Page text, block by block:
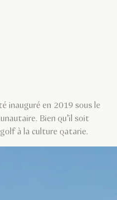
inauguré en 2019 sous le
Bien qu’il soit
à la culture qatarie.